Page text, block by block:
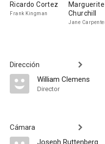
Ricardo Cortez
Frank Kingman
Marguerite
Churchill
Jane
Dirección
William Clemens
Director
Cámara
Joseph Ruttenberg